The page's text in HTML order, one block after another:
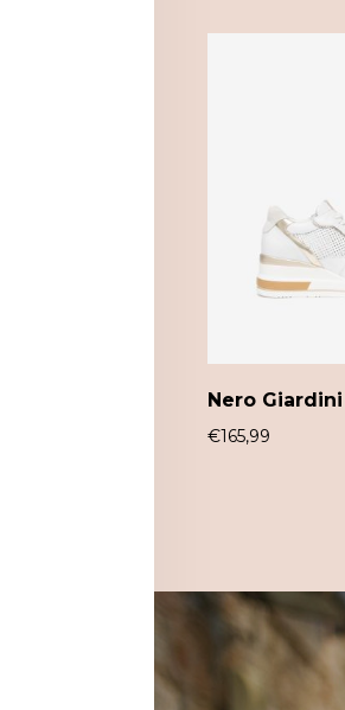
Nero Giardini
€165,99